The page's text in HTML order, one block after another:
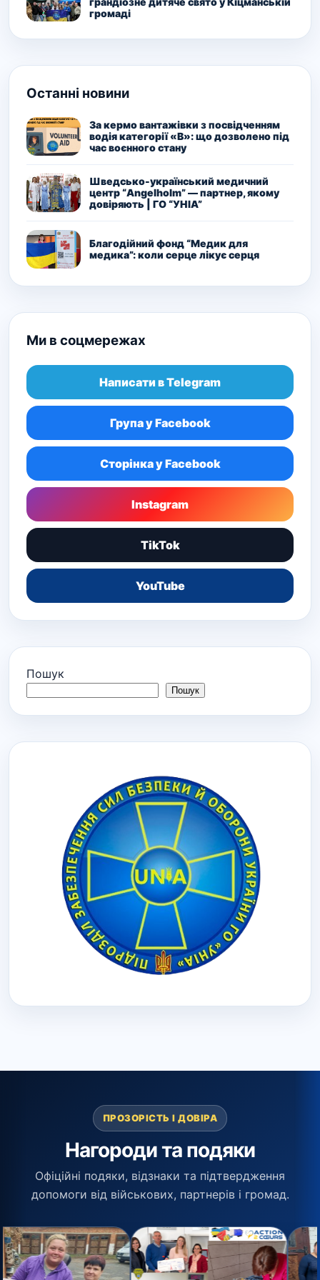
громаді
Останні новини
За кермо вантажівки з посвідченням
водія категорії «В»: що дозволено під
час воєнного стану
Шведсько-український медичний
центр “Angelholm” — партнер, якому
довіряють | ГО “УНІА”
Благодійний фонд “Медик для
медика”: коли серце лікує серця
Ми в соцмережах
Написати в Telegram
Група у Facebook
Сторінка у Facebook
Instagram
TikTok
YouTube
Пошук
Пошук
ПРОЗОРІСТЬ І ДОВІРА
Нагороди та подяки
Офіційні подяки, відзнаки та підтвердження
допомоги від військових, партнерів і громад.